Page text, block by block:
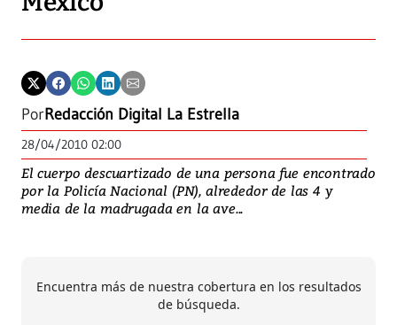
PorRedacción Digital La Estrella
28/04/2010 02:00
El cuerpo descuartizado de una persona fue encontrado
por la Policía Nacional (PN), alrededor de las 4 y
media de la madrugada en la ave...
Encuentra más de nuestra cobertura en los resultados
de búsqueda.